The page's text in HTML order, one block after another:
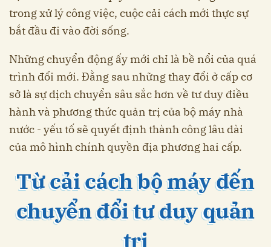
trong xử lý công việc, cuộc cải cách mới thực sự
bắt đầu đi vào đời sống.
Những chuyển động ấy mới chỉ là bề nổi của quá
trình đổi mới. Đằng sau những thay đổi ở cấp cơ
sở là sự dịch chuyển sâu sắc hơn về tư duy điều
hành và phương thức quản trị của bộ máy nhà
nước - yếu tố sẽ quyết định thành công lâu dài
của mô hình chính quyền địa phương hai cấp.
Từ cải cách bộ máy đến
chuyển đổi tư duy quản
trị